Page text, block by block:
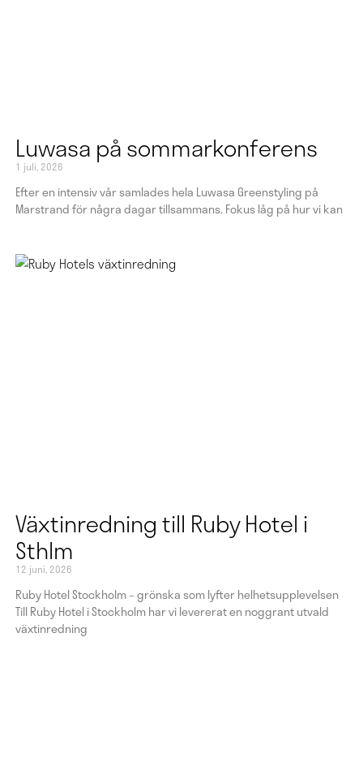
Luwasa på sommarkonferens
1 juli, 2026
Efter en intensiv vår samlades hela Luwasa Greenstyling på
Marstrand för några dagar tillsammans. Fokus låg på hur vi kan
Växtinredning till Ruby Hotel i
Sthlm
12 juni, 2026
Ruby Hotel Stockholm – grönska som lyfter helhetsupplevelsen
Till Ruby Hotel i Stockholm har vi levererat en noggrant utvald
växtinredning